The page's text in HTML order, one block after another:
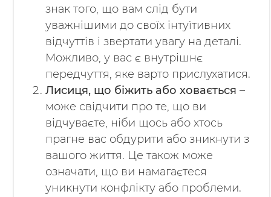
знак того, що вам слід бути
уважнішими до своїх інтуїтивних
відчуттів і звертати увагу на деталі.
Можливо, у вас є внутрішнє
передчуття, яке варто прислухатися.
Лисиця, що біжить або ховається –
може свідчити про те, що ви
відчуваєте, ніби щось або хтось
прагне вас обдурити або зникнути з
вашого життя. Це також може
означати, що ви намагаєтеся
уникнути конфлікту або проблеми.